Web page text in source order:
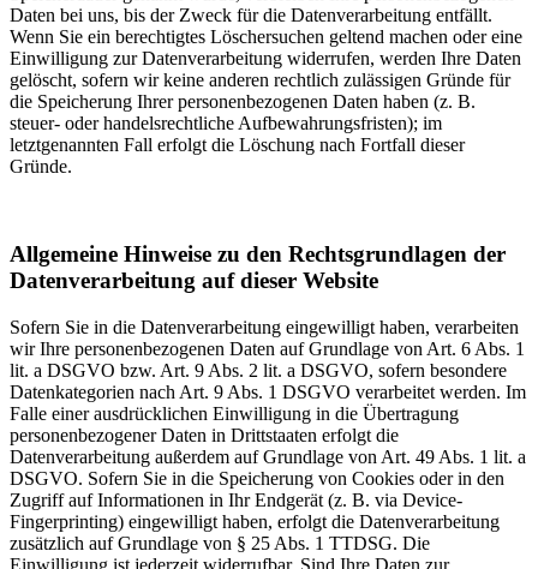
Daten bei uns, bis der Zweck für die Datenverarbeitung entfällt.
Wenn Sie ein berechtigtes Löschersuchen geltend machen oder eine
Einwilligung zur Datenverarbeitung widerrufen, werden Ihre Daten
gelöscht, sofern wir keine anderen rechtlich zulässigen Gründe für
die Speicherung Ihrer personenbezogenen Daten haben (z. B.
steuer- oder handelsrechtliche Aufbewahrungsfristen); im
letztgenannten Fall erfolgt die Löschung nach Fortfall dieser
Gründe.
Allgemeine Hinweise zu den Rechtsgrundlagen der
Datenverarbeitung auf dieser Website
Sofern Sie in die Datenverarbeitung eingewilligt haben, verarbeiten
wir Ihre personenbezogenen Daten auf Grundlage von Art. 6 Abs. 1
lit. a DSGVO bzw. Art. 9 Abs. 2 lit. a DSGVO, sofern besondere
Datenkategorien nach Art. 9 Abs. 1 DSGVO verarbeitet werden. Im
Falle einer ausdrücklichen Einwilligung in die Übertragung
personenbezogener Daten in Drittstaaten erfolgt die
Datenverarbeitung außerdem auf Grundlage von Art. 49 Abs. 1 lit. a
DSGVO. Sofern Sie in die Speicherung von Cookies oder in den
Zugriff auf Informationen in Ihr Endgerät (z. B. via Device-
Fingerprinting) eingewilligt haben, erfolgt die Datenverarbeitung
zusätzlich auf Grundlage von § 25 Abs. 1 TTDSG. Die
Einwilligung ist jederzeit widerrufbar. Sind Ihre Daten zur